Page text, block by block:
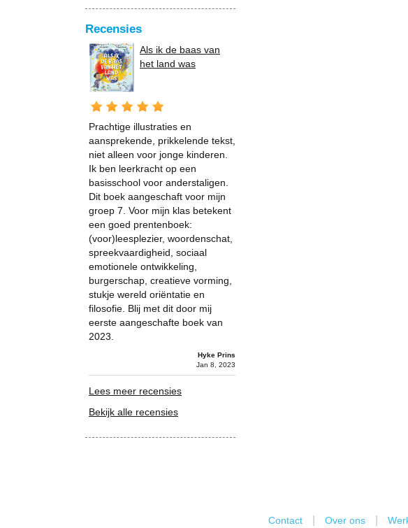
Recensies
Als ik de baas van
het land was
Prachtige illustraties en
aansprekende, prikkelende tekst,
niet alleen voor jonge kinderen.
Ik ben leerkracht op een
basisschool voor anderstaligen.
Dit boek aangeschaft voor mijn
groep 7. Voor mijn klas betekent
een goed prentenboek:
(voor)leesplezier, woordenschat,
spreekvaardigheid, sociaal
emotionele ontwikkeling,
burgerschap, creatieve vorming,
stukje wereld oriëntatie en
filosofie. Blij met dit door mij
eerste aangeschafte boek van
2023.
Hyke Prins
Jan 8, 2023
Lees meer recensies
Bekijk alle recensies
Contact Over ons